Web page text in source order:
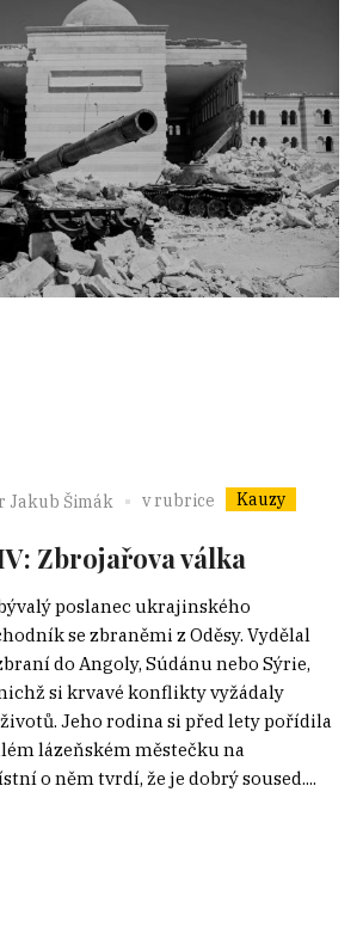
Jakub Šimák v rubrice Kauzy
Zbrojařova válka
poslanec ukrajinského
se zbraněmi z Oděsy. Vydělal
do Angoly, Súdánu nebo Sýrie,
si krvavé konflikty vyžádaly
Jeho rodina si před lety pořídila
lázeňském městečku na
o něm tvrdí, že je dobrý soused....